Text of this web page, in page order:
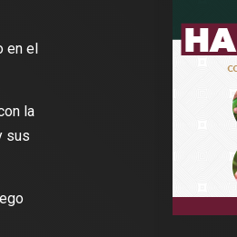
en el
la
sus